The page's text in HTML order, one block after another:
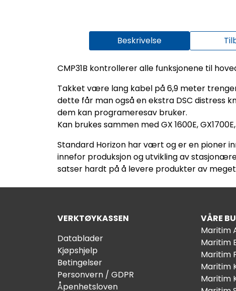
Beskrivelse
CMP31B kontrollerer alle funksjonene til
Takket være lang kabel på 6,9 meter
dette får man også en ekstra DSC distress
dem kan programeresav bruker.
Kan brukes sammen med GX 1600E,
Standard Horizon har vært og er en pioner
innefor produksjon og utvikling av
satser hardt på å levere produkter av
VERKTØYKASSEN
Datablader
Kjøpshjelp
Betingelser
Personvern / GDPR
Åpenhetsloven
VÅRE
Maritim
Maritim
Maritim
Maritim
Maritim